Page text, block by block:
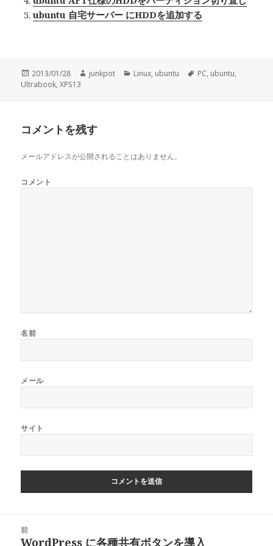
ubuntu 自宅サーバー にHDDを追加する
投
稿
2013/01/28
作
junkpot
カ
Linux, ubuntu
タ
PC, ubuntu,
Ultrabook,XPS13
コメントを残す
メールアドレスが公開されることはありません。
コメント
名前
メール
サイト
前
前
WordPress に各種共有ボタンを導入